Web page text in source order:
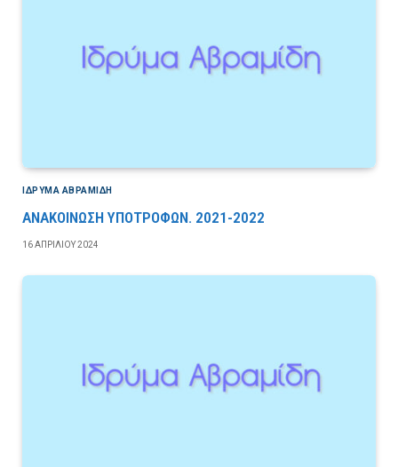
ΙΔΡΎΜΑ ΑΒΡΑΜΊΔΗ
ΑΝΑΚΟΙΝΩΣΗ ΥΠΟΤΡΟΦΩΝ. 2021-2022
16 ΑΠΡΙΛΊΟΥ 2024